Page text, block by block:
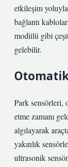
etkileşim
bağlantı
modülü gibi
gelebilir.
Park sensörleri,
etme zamanı
algılayarak
yakınlık
ultrasonik